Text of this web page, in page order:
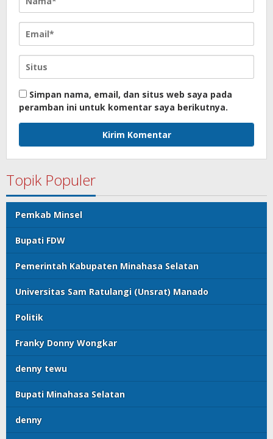
Simpan nama, email, dan situs web saya pada
peramban ini untuk komentar saya berikutnya.
Topik Populer
Pemkab Minsel
Bupati FDW
Pemerintah Kabupaten Minahasa Selatan
Universitas Sam Ratulangi (Unsrat) Manado
Politik
Franky Donny Wongkar
denny tewu
Bupati Minahasa Selatan
denny